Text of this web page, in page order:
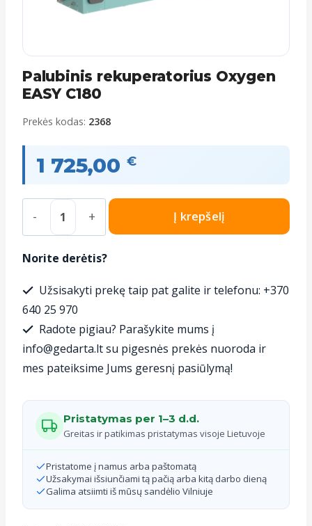
Palubinis rekuperatorius Oxygen
EASY C180
Prekės kodas: 2368
1 725,00 €
produkto
kiekis:
Palubinis
Oxygen
C180
Į krepšelį
Norite derėtis?
Užsisakyti prekę taip pat galite ir telefonu: +370
640 25 970
Radote pigiau? Parašykite mums į
info@gedarta.lt su pigesnės prekės nuoroda ir
mes pateiksime Jums geresnį pasiūlymą!
Pristatymas per 1–3 d.d.
Greitas ir patikimas pristatymas visoje Lietuvoje
Pristatome į namus arba paštomatą
Užsakymai išsiunčiami tą pačią arba kitą darbo dieną
Galima atsiimti iš mūsų sandėlio Vilniuje